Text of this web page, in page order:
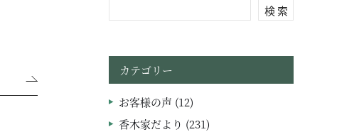
検 索
カテゴリー
お客様の声 (12)
香木家だより (231)